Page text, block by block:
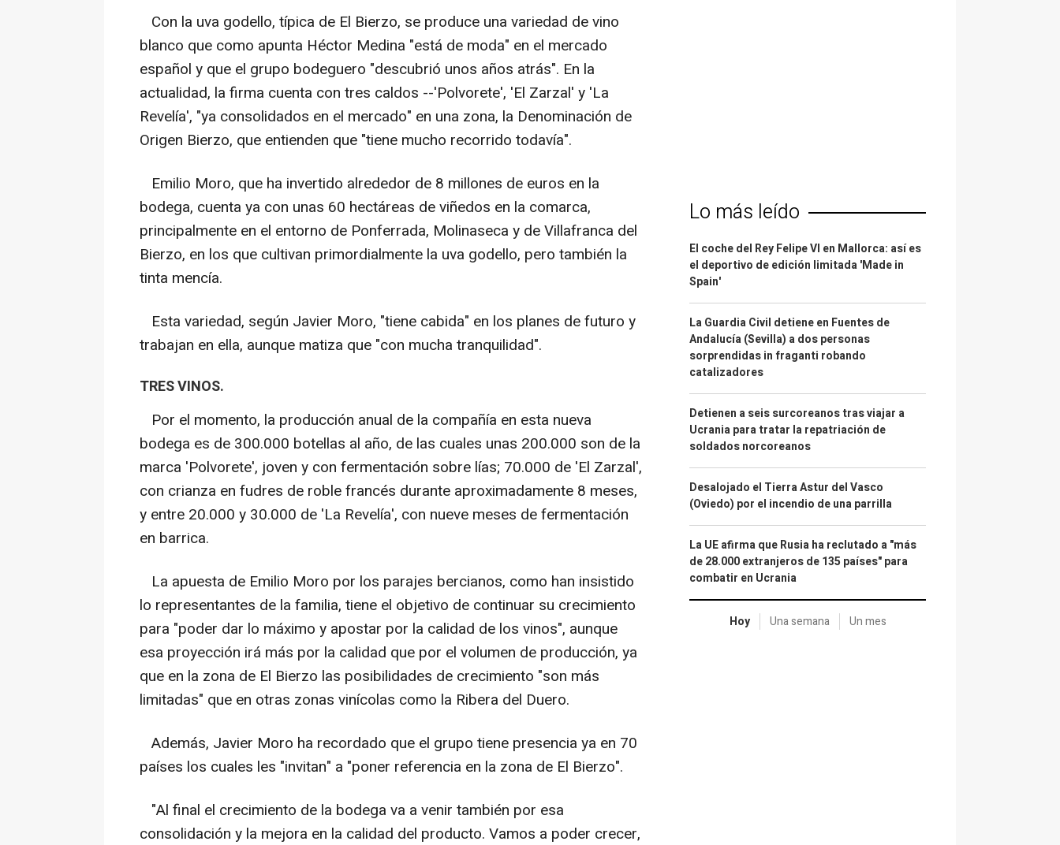
Con la uva godello, típica de El Bierzo, se produce una variedad de vino
blanco que como apunta Héctor Medina "está de moda" en el mercado
español y que el grupo bodeguero "descubrió unos años atrás". En la
actualidad, la firma cuenta con tres caldos --'Polvorete', 'El Zarzal' y 'La
Revelía', "ya consolidados en el mercado" en una zona, la Denominación de
Origen Bierzo, que entienden que "tiene mucho recorrido todavía".
Emilio Moro, que ha invertido alrededor de 8 millones de euros en la
bodega, cuenta ya con unas 60 hectáreas de viñedos en la comarca,
principalmente en el entorno de Ponferrada, Molinaseca y de Villafranca del
Bierzo, en los que cultivan primordialmente la uva godello, pero también la
tinta mencía.
Esta variedad, según Javier Moro, "tiene cabida" en los planes de futuro y
trabajan en ella, aunque matiza que "con mucha tranquilidad".
TRES VINOS.
Por el momento, la producción anual de la compañía en esta nueva
bodega es de 300.000 botellas al año, de las cuales unas 200.000 son de la
marca 'Polvorete', joven y con fermentación sobre lías; 70.000 de 'El Zarzal',
con crianza en fudres de roble francés durante aproximadamente 8 meses,
y entre 20.000 y 30.000 de 'La Revelía', con nueve meses de fermentación
en barrica.
La apuesta de Emilio Moro por los parajes bercianos, como han insistido
lo representantes de la familia, tiene el objetivo de continuar su crecimiento
para "poder dar lo máximo y apostar por la calidad de los vinos", aunque
esa proyección irá más por la calidad que por el volumen de producción, ya
que en la zona de El Bierzo las posibilidades de crecimiento "son más
limitadas" que en otras zonas vinícolas como la Ribera del Duero.
Además, Javier Moro ha recordado que el grupo tiene presencia ya en 70
países los cuales les "invitan" a "poner referencia en la zona de El Bierzo".
"Al final el crecimiento de la bodega va a venir también por esa
consolidación y la mejora en la calidad del producto. Vamos a poder crecer,
Lo más leído
El coche del Rey Felipe VI en Mallorca: así es
el deportivo de edición limitada 'Made in
Spain'
La Guardia Civil detiene en Fuentes de
Andalucía (Sevilla) a dos personas
sorprendidas in fraganti robando
catalizadores
Detienen a seis surcoreanos tras viajar a
Ucrania para tratar la repatriación de
soldados norcoreanos
Desalojado el Tierra Astur del Vasco
(Oviedo) por el incendio de una parrilla
La UE afirma que Rusia ha reclutado a "más
de 28.000 extranjeros de 135 países" para
combatir en Ucrania
Hoy Una semana Un mes